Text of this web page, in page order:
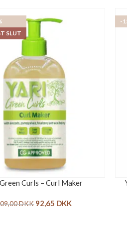
SLUT
Curls – Curl Maker
DKK 92,65 DKK
-